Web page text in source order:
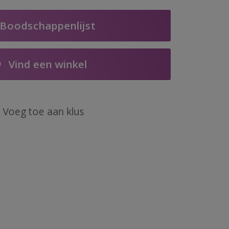
Boodschappenlijst
Vind een winkel
Voeg toe aan klus